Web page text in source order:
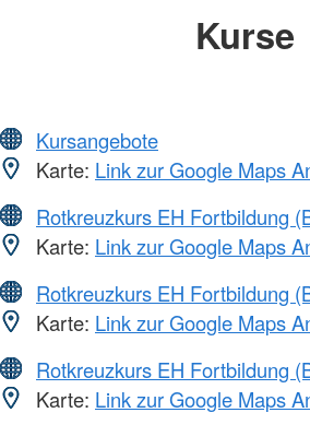
Kurse
Kursangebote
Karte: Link zur Google Maps
Rotkreuzkurs EH Fortbildung
Karte: Link zur Google Maps
Rotkreuzkurs EH Fortbildung
Karte: Link zur Google Maps
Rotkreuzkurs EH Fortbildung
Karte: Link zur Google Maps